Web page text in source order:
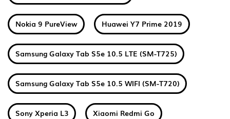
Nokia 9 PureView Huawei Y7 Prime 2019
Samsung Galaxy Tab S5e 10.5 LTE (SM-T725)
Samsung Galaxy Tab S5e 10.5 WIFI (SM-T720)
Sony Xperia L3 Xiaomi Redmi Go